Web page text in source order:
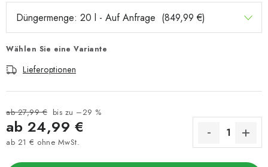
Wählen Sie eine Variante
Lieferoptionen
ab 27,99 € bis zu –29 %
ab 24,99 €
ab 21 € ohne MwSt.